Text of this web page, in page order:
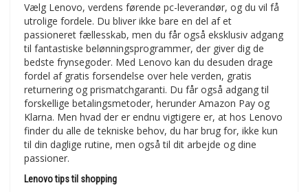
Vælg Lenovo, verdens førende pc-leverandør, og du vil få
utrolige fordele. Du bliver ikke bare en del af et
passioneret fællesskab, men du får også eksklusiv adgang
til fantastiske belønningsprogrammer, der giver dig de
bedste frynsegoder. Med Lenovo kan du desuden drage
fordel af gratis forsendelse over hele verden, gratis
returnering og prismatchgaranti. Du får også adgang til
forskellige betalingsmetoder, herunder Amazon Pay og
Klarna. Men hvad der er endnu vigtigere er, at hos Lenovo
finder du alle de tekniske behov, du har brug for, ikke kun
til din daglige rutine, men også til dit arbejde og dine
passioner.
Lenovo tips til shopping